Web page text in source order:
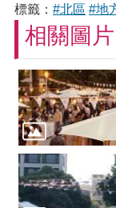
標籤： #北區 #地
相關圖片